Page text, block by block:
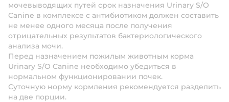
мочевыводящих путей срок назначения Urinary S/O
Canine в комплексе с антибиотиком должен составить
не менее одного месяца после получения
отрицательных результатов бактериологического
анализа мочи.
Перед назначением пожилым животным корма
Urinary S/O Canine необходимо убедиться в
нормальном функционировании почек.
Суточную норму кормления рекомендуется разделить
на две порции.